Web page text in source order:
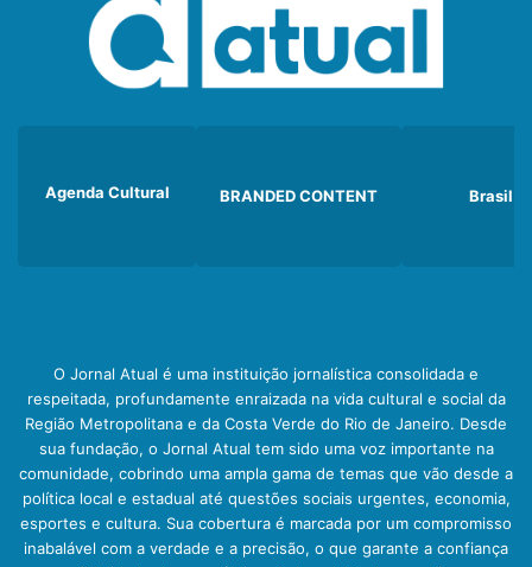
Agenda Cultural BRANDED CONTENT Brasil
O Jornal Atual é uma instituição jornalística consolidada e
respeitada, profundamente enraizada na vida cultural e social da
Região Metropolitana e da Costa Verde do Rio de Janeiro. Desde
sua fundação, o Jornal Atual tem sido uma voz importante na
comunidade, cobrindo uma ampla gama de temas que vão desde a
política local e estadual até questões sociais urgentes, economia,
esportes e cultura. Sua cobertura é marcada por um compromisso
inabalável com a verdade e a precisão, o que garante a confiança